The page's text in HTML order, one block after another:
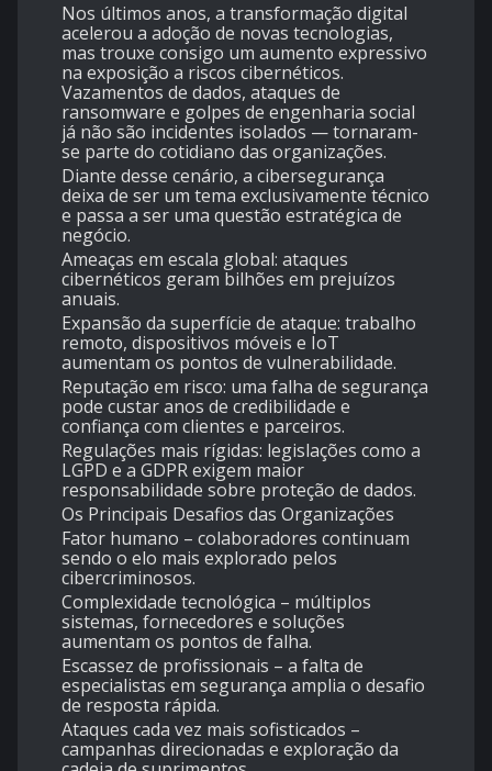
Nos últimos anos, a transformação digital
acelerou a adoção de novas tecnologias,
mas trouxe consigo um aumento expressivo
na exposição a riscos cibernéticos.
Vazamentos de dados, ataques de
ransomware e golpes de engenharia social
já não são incidentes isolados — tornaram-
se parte do cotidiano das organizações.
Diante desse cenário, a cibersegurança
deixa de ser um tema exclusivamente técnico
e passa a ser uma questão estratégica de
negócio.
Ameaças em escala global: ataques
cibernéticos geram bilhões em prejuízos
anuais.
Expansão da superfície de ataque: trabalho
remoto, dispositivos móveis e IoT
aumentam os pontos de vulnerabilidade.
Reputação em risco: uma falha de segurança
pode custar anos de credibilidade e
confiança com clientes e parceiros.
Regulações mais rígidas: legislações como a
LGPD e a GDPR exigem maior
responsabilidade sobre proteção de dados.
Os Principais Desafios das Organizações
Fator humano – colaboradores continuam
sendo o elo mais explorado pelos
cibercriminosos.
Complexidade tecnológica – múltiplos
sistemas, fornecedores e soluções
aumentam os pontos de falha.
Escassez de profissionais – a falta de
especialistas em segurança amplia o desafio
de resposta rápida.
Ataques cada vez mais sofisticados –
campanhas direcionadas e exploração da